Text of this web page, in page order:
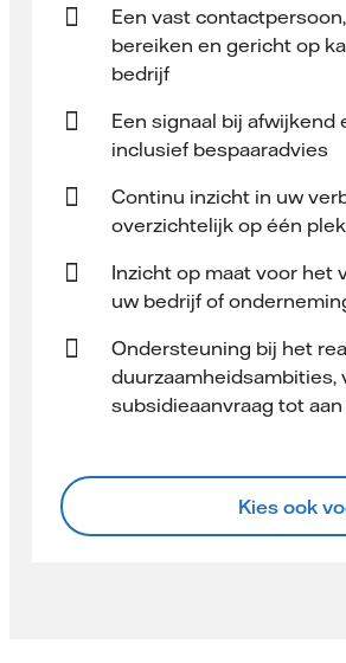
Een vast
bereiken en gericht op
bedrijf
Een signaal bij afwijkend
inclusief bespaaradvies
Continu inzicht in uw
overzichtelijk op één plek
Inzicht op maat voor het
uw bedrijf of
Ondersteuning bij het
duurzaamheidsambities,
subsidieaanvraag tot
Kies ook